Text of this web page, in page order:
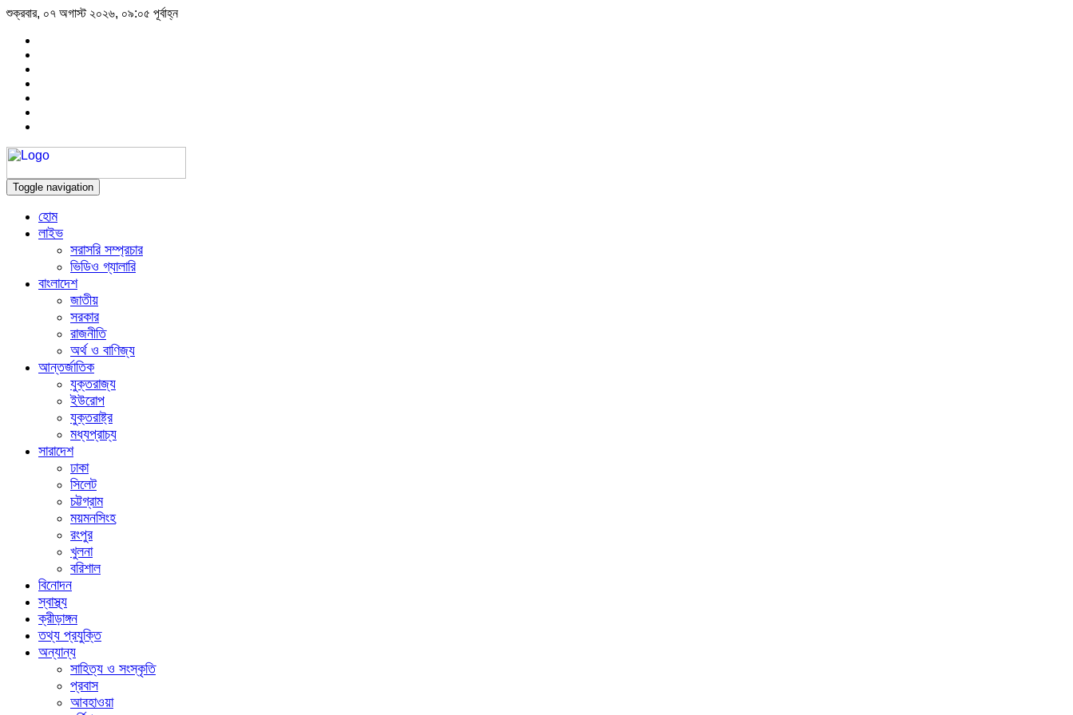
শুক্রবার, ০৭ অগাস্ট ২০২৬, ০৯:০৫ পূর্বাহ্ন
Toggle navigation
হোম
লাইভ
সরাসরি সম্প্রচার
ভিডিও গ্যালারি
বাংলাদেশ
জাতীয়
সরকার
রাজনীতি
অর্থ ও বাণিজ্য
আন্তর্জাতিক
যুক্তরাজ্য
ইউরোপ
যুক্তরাষ্ট্র
মধ্যপ্রাচ্য
সারাদেশ
ঢাকা
সিলেট
চট্টগ্রাম
ময়মনসিংহ
রংপুর
খুলনা
বরিশাল
বিনোদন
স্বাস্থ্য
ক্রীড়াঙ্গন
তথ্য প্রযুক্তি
অন্যান্য
সাহিত্য ও সংস্কৃতি
প্রবাস
আবহাওয়া